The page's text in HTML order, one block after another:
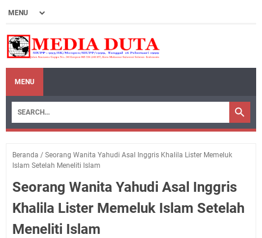
MENU
Beranda / Seorang Wanita Yahudi Asal Inggris Khalila Lister Memeluk
Islam Setelah Meneliti Islam
Seorang Wanita Yahudi Asal Inggris
Khalila Lister Memeluk Islam Setelah
Meneliti Islam